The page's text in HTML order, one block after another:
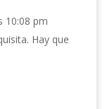
10:08 pm
Hay que